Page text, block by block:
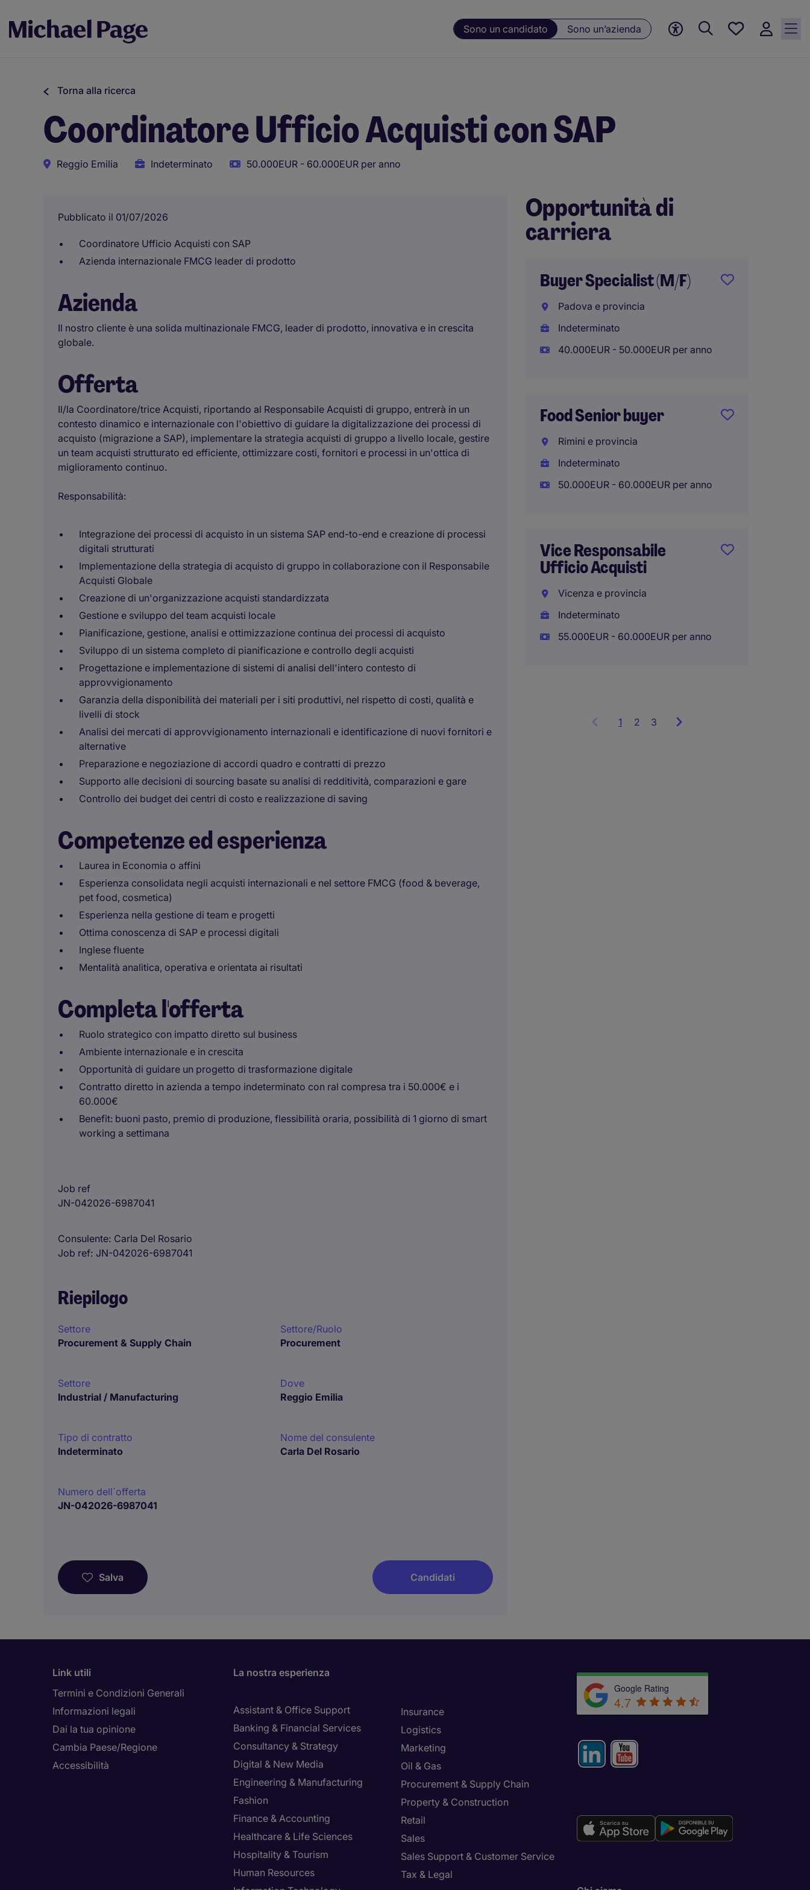
Sono un candidato Sono un’azienda
Preferiti, 0
Torna alla ricerca
Coordinatore Ufficio Acquisti con SAP
Reggio Emilia Indeterminato 50.000EUR - 60.000EUR per anno
Pubblicato il 01/07/2026
Coordinatore Ufficio Acquisti con SAP
Azienda internazionale FMCG leader di prodotto
Azienda
Il nostro cliente è una solida multinazionale FMCG, leader di prodotto, innovativa e in crescita
globale.
Offerta
Il/la Coordinatore/trice Acquisti, riportando al Responsabile Acquisti di gruppo, entrerà in un
contesto dinamico e internazionale con l'obiettivo di guidare la digitalizzazione dei processi di
acquisto (migrazione a SAP), implementare la strategia acquisti di gruppo a livello locale, gestire
un team acquisti strutturato ed efficiente, ottimizzare costi, fornitori e processi in un'ottica di
miglioramento continuo.
Responsabilità:
Integrazione dei processi di acquisto in un sistema SAP end-to-end e creazione di processi
digitali strutturati
Implementazione della strategia di acquisto di gruppo in collaborazione con il Responsabile
Acquisti Globale
Creazione di un'organizzazione acquisti standardizzata
Gestione e sviluppo del team acquisti locale
Pianificazione, gestione, analisi e ottimizzazione continua dei processi di acquisto
Sviluppo di un sistema completo di pianificazione e controllo degli acquisti
Progettazione e implementazione di sistemi di analisi dell'intero contesto di
approvvigionamento
Garanzia della disponibilità dei materiali per i siti produttivi, nel rispetto di costi, qualità e
livelli di stock
Analisi dei mercati di approvvigionamento internazionali e identificazione di nuovi fornitori e
alternative
Preparazione e negoziazione di accordi quadro e contratti di prezzo
Supporto alle decisioni di sourcing basate su analisi di redditività, comparazioni e gare
Controllo dei budget dei centri di costo e realizzazione di saving
Competenze ed esperienza
Laurea in Economia o affini
Esperienza consolidata negli acquisti internazionali e nel settore FMCG (food & beverage,
pet food, cosmetica)
Esperienza nella gestione di team e progetti
Ottima conoscenza di SAP e processi digitali
Inglese fluente
Mentalità analitica, operativa e orientata ai risultati
Completa l'offerta
Ruolo strategico con impatto diretto sul business
Ambiente internazionale e in crescita
Opportunità di guidare un progetto di trasformazione digitale
Contratto diretto in azienda a tempo indeterminato con ral compresa tra i 50.000€ e i
60.000€
Benefit: buoni pasto, premio di produzione, flessibilità oraria, possibilità di 1 giorno di smart
working a settimana
Job ref
JN-042026-6987041
Consulente Carla Del Rosario
Job ref JN-042026-6987041
Riepilogo
Settore
Procurement & Supply Chain
Settore/Ruolo
Procurement
Settore
Industrial / Manufacturing
Dove
Reggio Emilia
Tipo di contratto
Indeterminato
Nome del consulente
Carla Del Rosario
Numero dell´offerta
JN-042026-6987041
Salva Candidati
Opportunità di
carriera
Buyer Specialist (M/F)
Padova e provincia
Indeterminato
40.000EUR - 50.000EUR per anno
Food Senior buyer
Rimini e provincia
Indeterminato
50.000EUR - 60.000EUR per anno
Vice Responsabile
Ufficio Acquisti
Vicenza e provincia
Indeterminato
55.000EUR - 60.000EUR per anno
1 Showing
2 3
Link utili
Termini e Condizioni Generali
Informazioni legali
Dai la tua opinione
Cambia Paese/Regione
Accessibilità
La nostra esperienza
Assistant & Office Support
Banking & Financial Services
Consultancy & Strategy
Digital & New Media
Engineering & Manufacturing
Fashion
Finance & Accounting
Healthcare & Life Sciences
Hospitality & Tourism
Human Resources
Insurance
Logistics
Marketing
Oil & Gas
Procurement & Supply Chain
Property & Construction
Retail
Sales
Sales Support & Customer Service
Tax & Legal
Google Rating
4.7